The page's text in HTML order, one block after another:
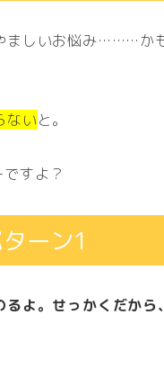
ましいお悩み………か
ないと。
すよ？
ーン1
るよ。せっかくだ